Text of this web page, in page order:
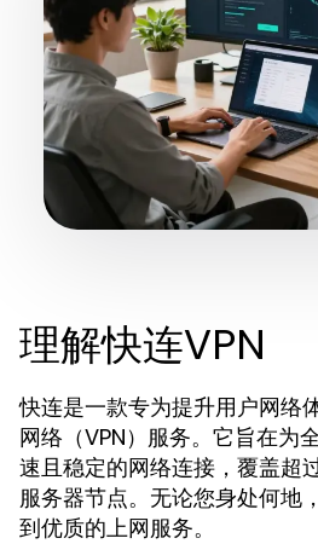
理解快连VPN
快连是一款专为提升用户网络
网络（VPN）服务。它旨在为
速且稳定的网络连接，覆盖超
服务器节点。无论您身处何地
到优质的上网服务。